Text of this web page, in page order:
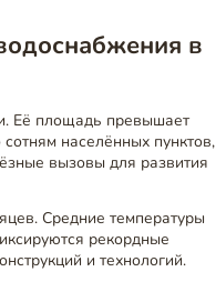
в
Её площадь превышает
населённых пунктов,
вызовы для развития
Средние температуры
рекордные
и технологий.